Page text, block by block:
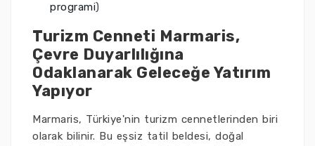
programi)
Turizm Cenneti Marmaris,
Çevre Duyarlılığına
Odaklanarak Geleceğe Yatırım
Yapıyor
Marmaris, Türkiye'nin turizm cennetlerinden biri
olarak bilinir. Bu eşsiz tatil beldesi, doğal